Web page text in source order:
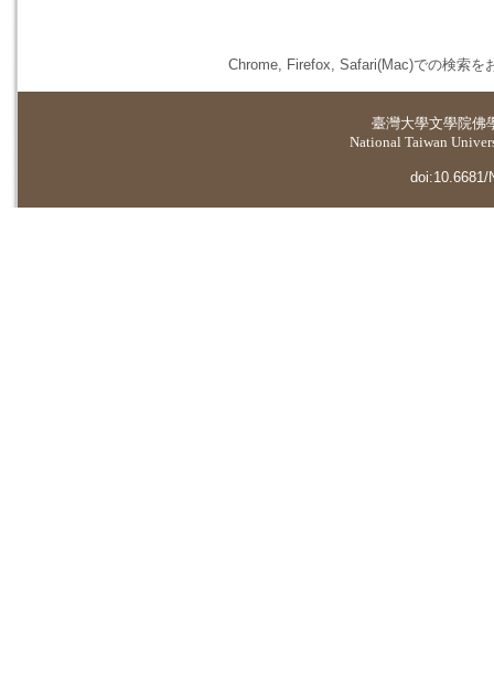
Chrome, Firefox, Safari(Mac)での検索を
臺灣大學文學院佛
National Taiwan
doi:10.6681/